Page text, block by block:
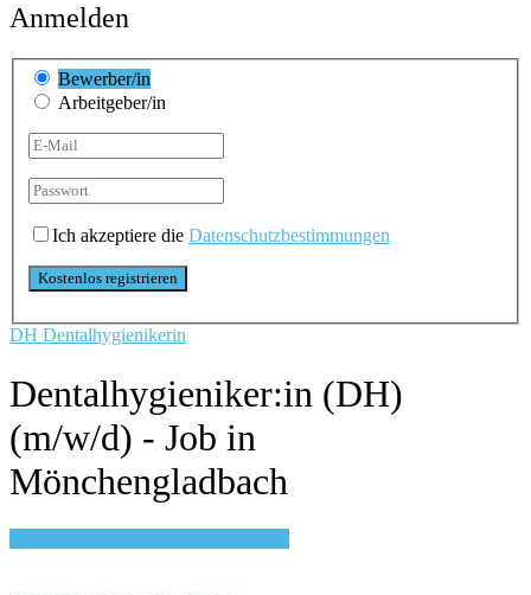
Anmelden
Bewerber/in
Arbeitgeber/in
Ich akzeptiere die Datenschutzbestimmungen
DH Dentalhygienikerin
Dentalhygieniker:in (DH)
(m/w/d) - Job in
Mönchengladbach